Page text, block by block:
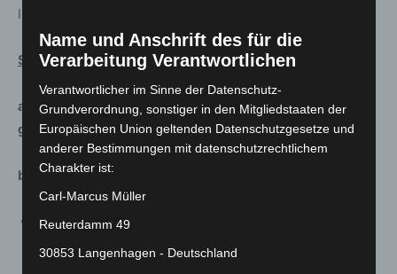
Internationale Kultur).
Stadtarchiv Hannover
a. Analog (Lesesaal für das allgemeine Publikum
geschlossen):
b. Digital
Anfragen werden soweit wie möglich schriftlich
beantwortet.
Name und Anschrift des für die
Verarbeitung Verantwortlichen
Verantwortlicher im Sinne der Datenschutz-
Grundverordnung, sonstiger in den Mitgliedstaaten der
Europäischen Union geltenden Datenschutzgesetze und
anderer Bestimmungen mit datenschutzrechtlichem
Charakter ist:
Carl-Marcus Müller
Reuterdamm 49
30853 Langenhagen - Deutschland